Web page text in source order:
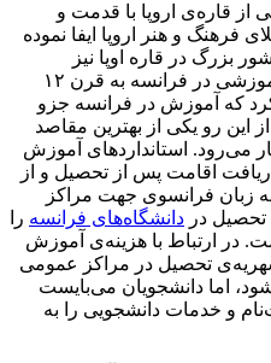
قاره‌ی اروپا با قدمت و
فرهنگ و هنر اروپا ایفا نموده
بزرگ در قاره اوپا نیز
محسوب می‌شود. قدمت مراکز آموزشی در فرانسه به قرن ۱۲
کرد که آموزش در فرانسه جزو
این رو یکی از بهترین مقاصد
می‌رود. استانداردهای آموزش
اقامت پس از تحصیل و از
زبان فرانسوی جهت مراکز
در دانشگاه‌های فرانسه را
در ارتباط با هزینه‌ی آموزش
تحصیل در مراکز عمومی
اما دانشجویان می‌بایست
و خدمات دانشجویی را به